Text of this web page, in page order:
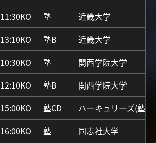
11:30KO 塾
近畿大学
13:10KO 塾B
近畿大学
10:30KO 塾
関西学院大学
12:10KO 塾B
関西学院大学
15:00KO 塾CD
ハーキュリーズ(塾
16:00KO 塾
同志社大学